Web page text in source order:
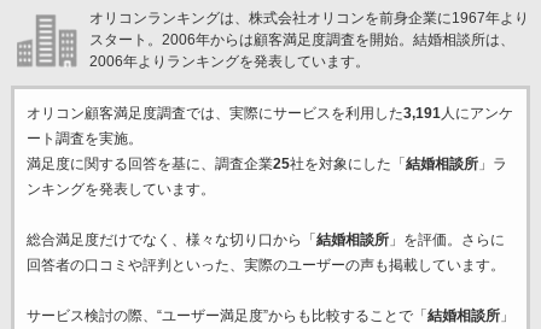
オリコンランキングは、株式会社オリコンを前身企業に1967年より
スタート。2006年からは顧客満足度調査を開始。結婚相談所は、
2006年よりランキングを発表しています。
オリコン顧客満足度調査では、実際にサービスを利用した3,191人にアンケ
ート調査を実施。
満足度に関する回答を基に、調査企業25社を対象にした「 結婚相談所」ラ
ンキングを発表しています。
総合満足度だけでなく、様々な切り口から「 結婚相談所」を評価。さらに
回答者の口コミや評判といった、実際のユーザーの声も掲載しています。
サービス検討の際、“ユーザー満足度”からも比較することで「 結婚相談所」